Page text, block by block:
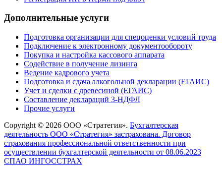
Дополнительные услуги
Подготовка организации для спецоценки условий труда
Подключение к электронному документообороту
Покупка и настройка кассового аппарата
Содействие в получение лизинга
Ведение кадрового учета
Подготовка и сдача алкогольной декларации (ЕГАИС)
Учет и сделки с древесиной (ЕГАИС)
Составление деклараций 3-НДФЛ
Прочие услуги
Copyright © 2026 ООО «Стратегия». Бухгалтерская
деятельность ООО «Стратегия» застрахована. Договор
страхования профессиональной ответственности при
осуществлении бухгалтерской деятельности от 08.06.2023
СПАО ИНГОССТРАХ